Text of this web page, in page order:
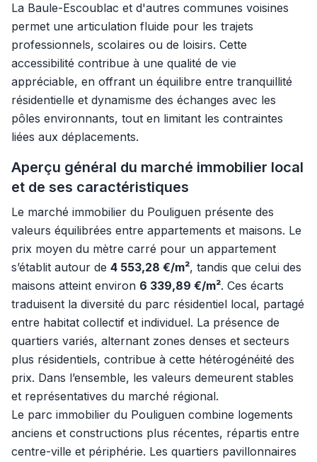
La Baule-Escoublac et d'autres communes voisines
permet une articulation fluide pour les trajets
professionnels, scolaires ou de loisirs. Cette
accessibilité contribue à une qualité de vie
appréciable, en offrant un équilibre entre tranquillité
résidentielle et dynamisme des échanges avec les
pôles environnants, tout en limitant les contraintes
liées aux déplacements.
Aperçu général du marché immobilier local
et de ses caractéristiques
Le marché immobilier du Pouliguen présente des
valeurs équilibrées entre appartements et maisons. Le
prix moyen du mètre carré pour un appartement
s’établit autour de 4 553,28 €/m², tandis que celui des
maisons atteint environ 6 339,89 €/m². Ces écarts
traduisent la diversité du parc résidentiel local, partagé
entre habitat collectif et individuel. La présence de
quartiers variés, alternant zones denses et secteurs
plus résidentiels, contribue à cette hétérogénéité des
prix. Dans l’ensemble, les valeurs demeurent stables
et représentatives du marché régional.
Le parc immobilier du Pouliguen combine logements
anciens et constructions plus récentes, répartis entre
centre-ville et périphérie. Les quartiers pavillonnaires